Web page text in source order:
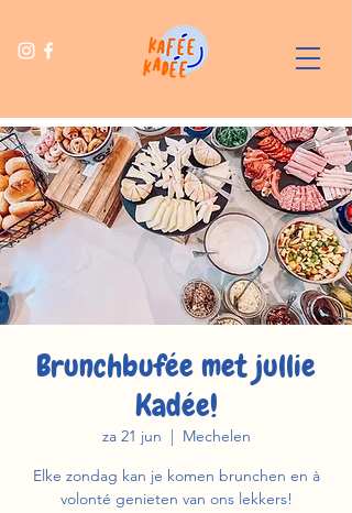
Brunchbufée met jullie
Kadée!
za 21 jun
  |
Mechelen
Elke zondag kan je komen brunchen en à
volonté genieten van ons lekkers!